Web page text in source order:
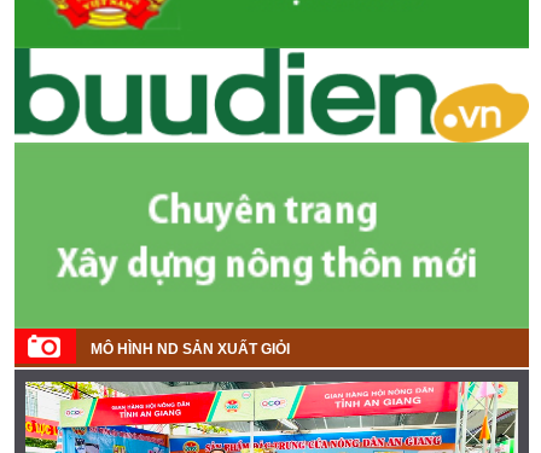
MÔ HÌNH ND SẢN XUẤT GIỎI